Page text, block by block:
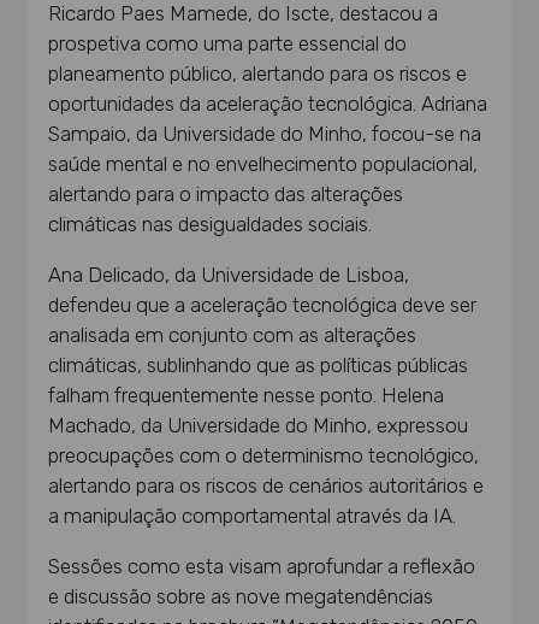
Ricardo Paes Mamede, do Iscte, destacou a
prospetiva como uma parte essencial do
planeamento público, alertando para os riscos e
oportunidades da aceleração tecnológica. Adriana
Sampaio, da Universidade do Minho, focou-se na
saúde mental e no envelhecimento populacional,
alertando para o impacto das alterações
climáticas nas desigualdades sociais.
Ana Delicado, da Universidade de Lisboa,
defendeu que a aceleração tecnológica deve ser
analisada em conjunto com as alterações
climáticas, sublinhando que as políticas públicas
falham frequentemente nesse ponto. Helena
Machado, da Universidade do Minho, expressou
preocupações com o determinismo tecnológico,
alertando para os riscos de cenários autoritários e
a manipulação comportamental através da IA.
Sessões como esta visam aprofundar a reflexão
e discussão sobre as nove megatendências